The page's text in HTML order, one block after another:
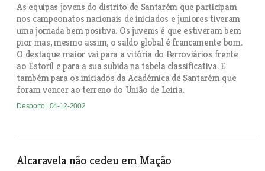
As equipas jovens do distrito de Santarém que participam
nos campeonatos nacionais de iniciados e juniores tiveram
uma jornada bem positiva. Os juvenis é que estiveram bem
pior mas, mesmo assim, o saldo global é francamente bom.
O destaque maior vai para a vitória do Ferroviários frente
ao Estoril e para a sua subida na tabela classificativa. E
também para os iniciados da Académica de Santarém que
foram vencer ao terreno do União de Leiria.
Desporto | 04-12-2002
Alcaravela não cedeu em Mação